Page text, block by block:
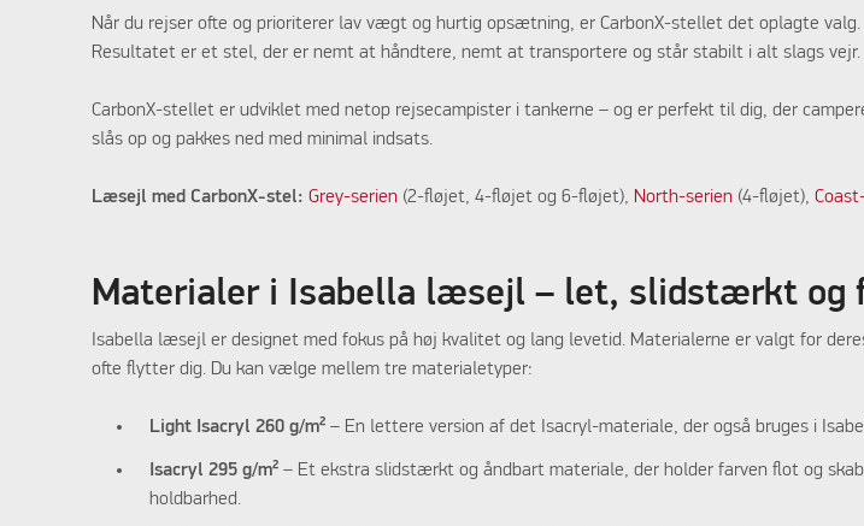
Når du rejser ofte og prioriterer lav vægt og hurtig opsætning, er CarbonX-stellet det oplagte
Resultatet er et stel, der er nemt at håndtere, nemt at transportere og står stabilt i alt slags vejr.
CarbonX-stellet er udviklet med netop rejsecampister i tankerne – og er perfekt til dig, der
slås op og pakkes ned med minimal indsats.
Læsejl med CarbonX-stel: Grey-serien (2-fløjet, 4-fløjet og 6-fløjet), North-serien (4-fløjet),
Materialer i Isabella læsejl – let, slidstærkt og
Isabella læsejl er designet med fokus på høj kvalitet og lang levetid. Materialerne er valgt for
ofte flytter dig. Du kan vælge mellem tre materialetyper:
Light Isacryl 260 g/m² – En lettere version af det Isacryl-materiale, der også bruges i
Isacryl 295 g/m² – Et ekstra slidstærkt og åndbart materiale, der holder farven flot og
holdbarhed.